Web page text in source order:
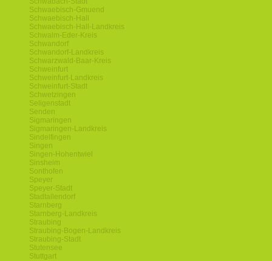
Schwaebisch-Gmuend
Schwaebisch-Hall
Schwaebisch-Hall-Landkreis
Schwalm-Eder-Kreis
Schwandorf
Schwandorf-Landkreis
Schwarzwald-Baar-Kreis
Schweinfurt
Schweinfurt-Landkreis
Schweinfurt-Stadt
Schwetzingen
Seligenstadt
Senden
Sigmaringen
Sigmaringen-Landkreis
Sindelfingen
Singen
Singen-Hohentwiel
Sinsheim
Sonthofen
Speyer
Speyer-Stadt
Stadtallendorf
Starnberg
Starnberg-Landkreis
Straubing
Straubing-Bogen-Landkreis
Straubing-Stadt
Stutensee
Stuttgart